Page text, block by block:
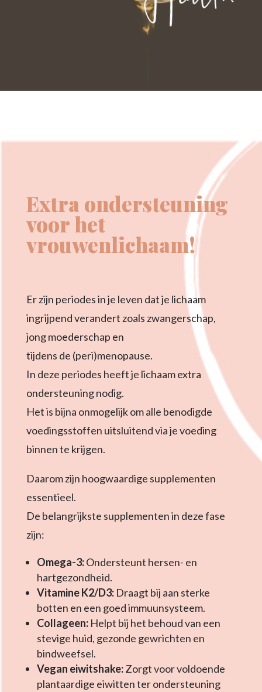
Extra ondersteuning
voor het
vrouwenlichaam!
Er zijn periodes in je leven dat je lichaam
ingrijpend verandert zoals zwangerschap,
jong moederschap en
tijdens de (peri)menopause.
In deze periodes heeft je lichaam extra
ondersteuning nodig.
Het is bijna onmogelijk om alle benodigde
voedingsstoffen uitsluitend via je voeding
binnen te krijgen.
Daarom zijn hoogwaardige supplementen
essentieel.
De belangrijkste supplementen in deze fase
zijn:
Omega-3:Ondersteunt hersen- en
hartgezondheid.
Vitamine K2/D3:Draagt bij aan sterke
botten en een goed immuunsysteem.
Collageen:Helpt bij het behoud van een
stevige huid, gezonde gewrichten en
bindweefsel.
Vegan eiwitshake:Zorgt voor voldoende
plantaardige eiwitten ter ondersteuning